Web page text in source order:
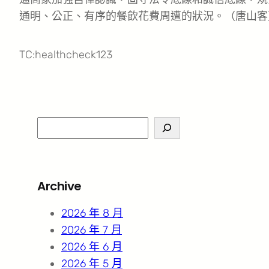
通明、公正、有序的餐飲花費周遭的狀況。
（唐山
TC:healthcheck123
e
c
Archive
2026 年 8 月
2026 年 7 月
2026 年 6 月
2026 年 5 月